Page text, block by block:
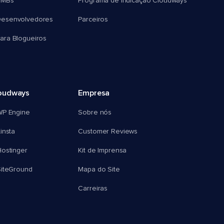
Blogueiros
Parceiros
Engine
Empresa
Sobre nós
Customer Reviews
Kit de Imprensa
Mapa do Site
Carreiras